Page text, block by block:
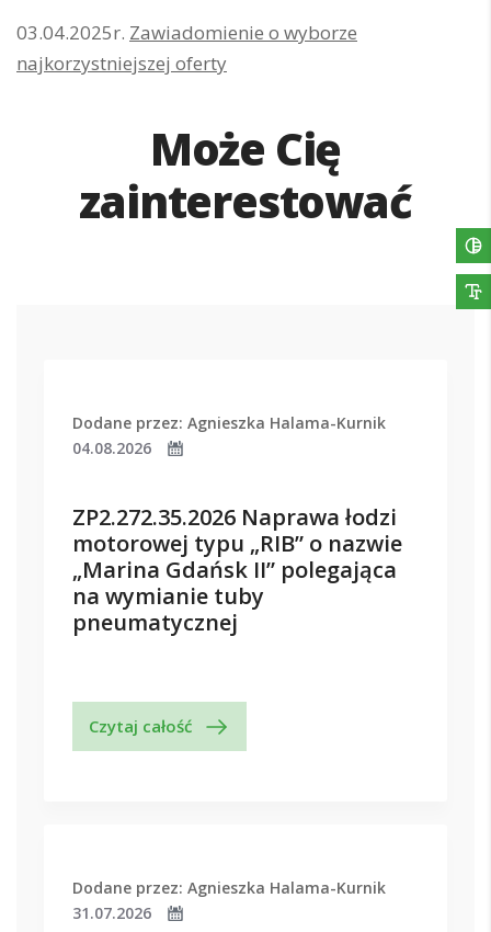
03.04.2025r. Zawiadomienie o wyborze
najkorzystniejszej oferty
Może Cię
zainterestować
Dodane przez: Agnieszka Halama-Kurnik
04.08.2026
ZP2.272.35.2026 Naprawa łodzi
motorowej typu „RIB” o nazwie
„Marina Gdańsk II” polegająca
na wymianie tuby
pneumatycznej
Czytaj całość
Dodane przez: Agnieszka Halama-Kurnik
31.07.2026